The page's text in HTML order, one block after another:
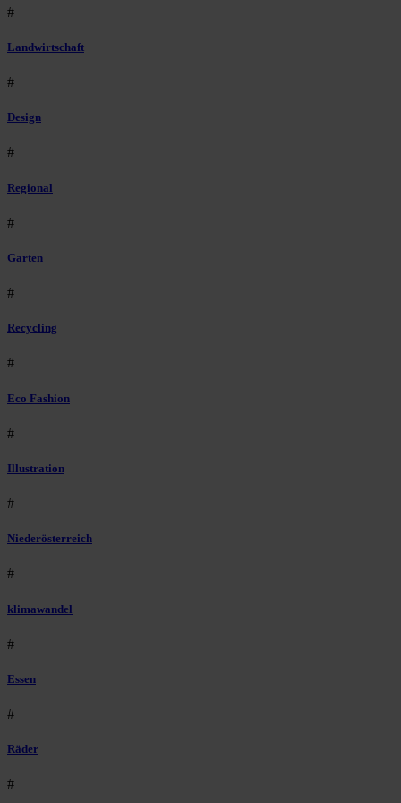
#
Landwirtschaft
#
Design
#
Regional
#
Garten
#
Recycling
#
Eco Fashion
#
Illustration
#
Niederösterreich
#
klimawandel
#
Essen
#
Räder
#